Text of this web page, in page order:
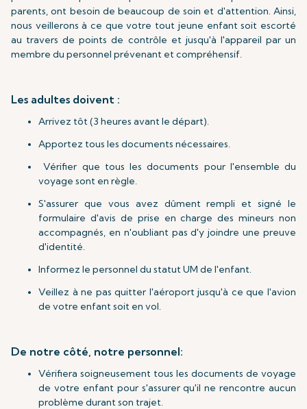
parents, ont besoin de beaucoup de soin et d'attention. Ainsi,
nous veillerons à ce que votre tout jeune enfant soit escorté
au travers de points de contrôle et jusqu'à l'appareil par un
membre du personnel prévenant et compréhensif.
Les adultes doivent :
Arrivez tôt (3 heures avant le départ).
Apportez tous les documents nécessaires.
Vérifier que tous les documents pour l'ensemble du
voyage sont en règle.
S'assurer que vous avez dûment rempli et signé le
formulaire d'avis de prise en charge des mineurs non
accompagnés, en n'oubliant pas d'y joindre une preuve
d'identité.
Informez le personnel du statut UM de l'enfant.
Veillez à ne pas quitter l'aéroport jusqu'à ce que l'avion
de votre enfant soit en vol.
De notre côté, notre personnel:
Vérifiera soigneusement tous les documents de voyage
de votre enfant pour s'assurer qu'il ne rencontre aucun
problème durant son trajet.